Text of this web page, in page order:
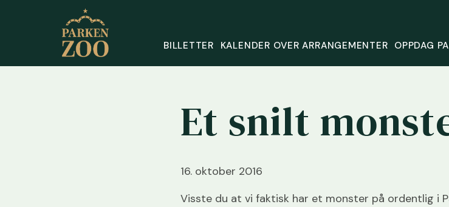
BILLETTER KALENDER OVER ARRANGEMENTER OPPDAG
Et snilt
16. oktober 2016
Visste du at vi faktisk har et monster på ordentlig i